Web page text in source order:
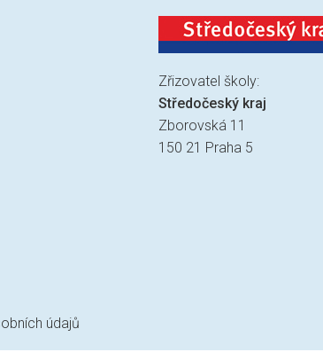
Zřizovatel školy:
Středočeský kraj
Zborovská 11
150 21 Praha 5
údajů